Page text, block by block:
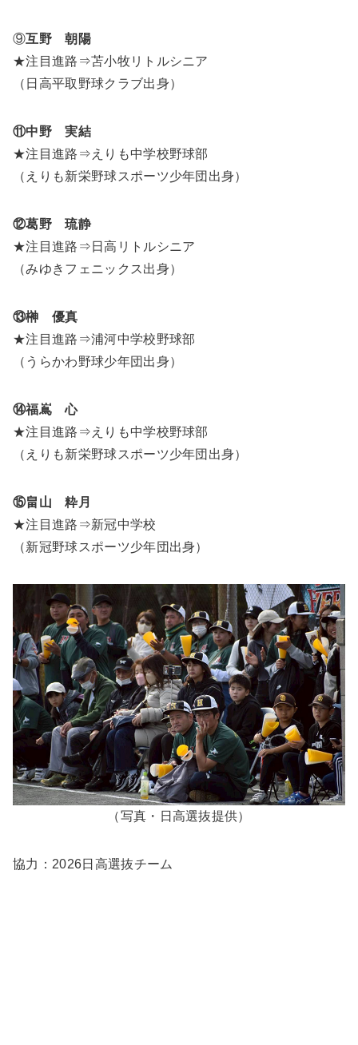
⑨互野 朝陽
★注目進路⇒苫小牧リトルシニア
（日高平取野球クラブ出身）
⑪中野 実結
★注目進路⇒えりも中学校野球部
（えりも新栄野球スポーツ少年団出身）
⑫葛野 琉静
★注目進路⇒日高リトルシニア
（みゆきフェニックス出身）
⑬榊 優真
★注目進路⇒浦河中学校野球部
（うらかわ野球少年団出身）
⑭福嶌 心
★注目進路⇒えりも中学校野球部
（えりも新栄野球スポーツ少年団出身）
⑮畠山 粋月
★注目進路⇒新冠中学校
（新冠野球スポーツ少年団出身）
（写真・日高選抜提供）
協力：2026日高選抜チーム